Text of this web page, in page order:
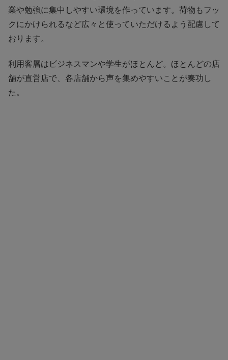
業や勉強に集中しやすい環境を作っています。荷物もフッ
クにかけられるなど広々と使っていただけるよう配慮して
おります。
利用客層はビジネスマンや学生がほとんど。ほとんどの店
舗が直営店で、各店舗から声を集めやすいことが奏功し
た。